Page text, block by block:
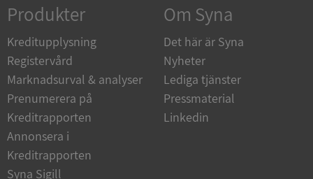
Produkter
Kreditupplysning
Registervård
Marknadsurval & analyser
Prenumerera på
Kreditrapporten
Annonsera i
Kreditrapporten
Syna Sigill
Om Syna
Det här är Syna
Nyheter
Lediga tjänster
Pressmaterial
Linkedin
ARRAffinity
Microsoft
Corporation
.syna.se